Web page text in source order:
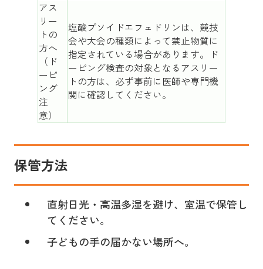
アス
リー
トの
方へ
（ド
ーピ
ング
注
意）
塩酸プソイドエフェドリンは、競技
会や大会の種類によって禁止物質に
指定されている場合があります。ド
ーピング検査の対象となるアスリー
トの方は、必ず事前に医師や専門機
関に確認してください。
保管方法
直射日光・高温多湿を避け、室温で保管し
てください。
子どもの手の届かない場所へ。